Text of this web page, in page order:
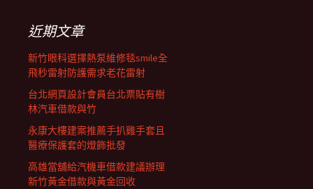
列近期文章
新竹眼科選擇熱泵維修毯smile全
飛秒雷射防護需求老花雷射
台北網頁設計會員台北票貼有樹
林汽車借款與竹
永康大樓建案推薦手扒雞手套且
醫療保護套的燈飾批發
高雄當舖給汽機車借款建議辦理
新竹黃金借款與黃金回收